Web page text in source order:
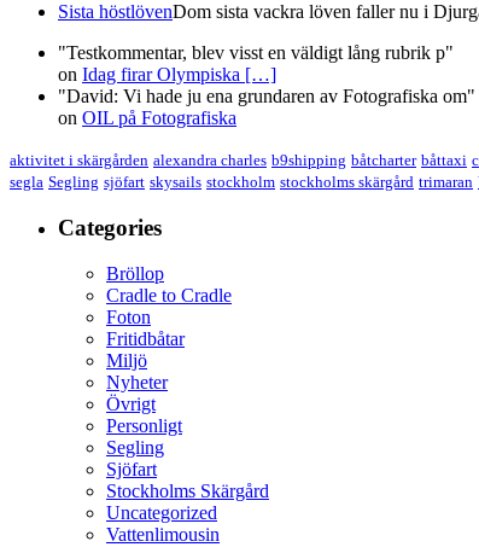
Sista höstlövenDom sista vackra löven faller nu i
"Testkommentar, blev visst en väldigt lång rubrik p"
on Idag firar Olympiska […]
"David: Vi hade ju ena grundaren av Fotografiska om"
on OIL på Fotografiska
aktivitet i skärgården alexandra charles b9shipping båtcharter båttaxi
segla Segling sjöfart skysails stockholm stockholms skärgård trimaran
Categories
Bröllop
Cradle to Cradle
Foton
Fritidbåtar
Miljö
Nyheter
Övrigt
Personligt
Segling
Sjöfart
Stockholms Skärgård
Uncategorized
Vattenlimousin